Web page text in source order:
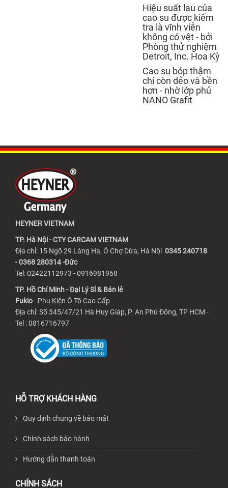
Hiệu suất lau của
cao su được kiểm
tra là vĩnh viễn
không có vệt - bởi
Phòng thử nghiệm
Detroit, Inc. Hoa Kỳ
Cao su bóp thậm
chí còn dẻo và bền
hơn - nhờ lớp phủ
NANO Grafit
HEYNER VIETNAM
TP. Hà Nội - CTY CARCAM VIETNAM
Địa chỉ: 15 Ngõ 29 Láng Hạ, Ô Chợ Dừa, Hà Nội 0345 240718
- 0368 280314 -Đức
Tel: 02422112973 - 0916981968
TP. Hồ Chí Minh - Đại Lý Sỉ & Bán lẻ
Fukio- Phụ Kiện Ô Tô Cao Cấp
Địa chỉ: Số 345/47/21 Hà Huy Giáp, P. An Phú Đông, TP HCM -
Tel : 0816716797
HỖ TRỢ KHÁCH HÀNG
Quy định chung về bảo mật
Chính sách bảo hành
Hướng dẫn thanh toán
CHÍNH SÁCH